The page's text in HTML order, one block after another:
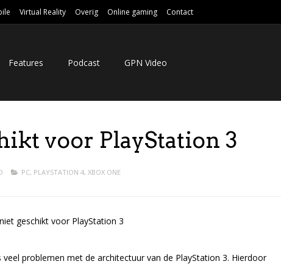
Virtual Reality Overig Online gaming Contact
Features Podcast GPN Video
voor PlayStation 3
PC, PLAYSTATION 4, XBOX ONE
problemen met de architectuur van de PlayStation 3. Hierdoor